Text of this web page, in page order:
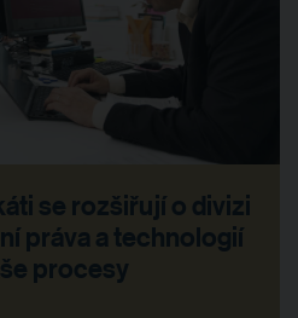
se rozšiřují o divizi
práva a technologií
procesy